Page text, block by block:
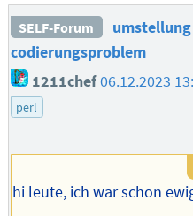
SELF-Forum
codierungsproblem
1211chef 06.12.2023
perl
hi leute, ich war schon